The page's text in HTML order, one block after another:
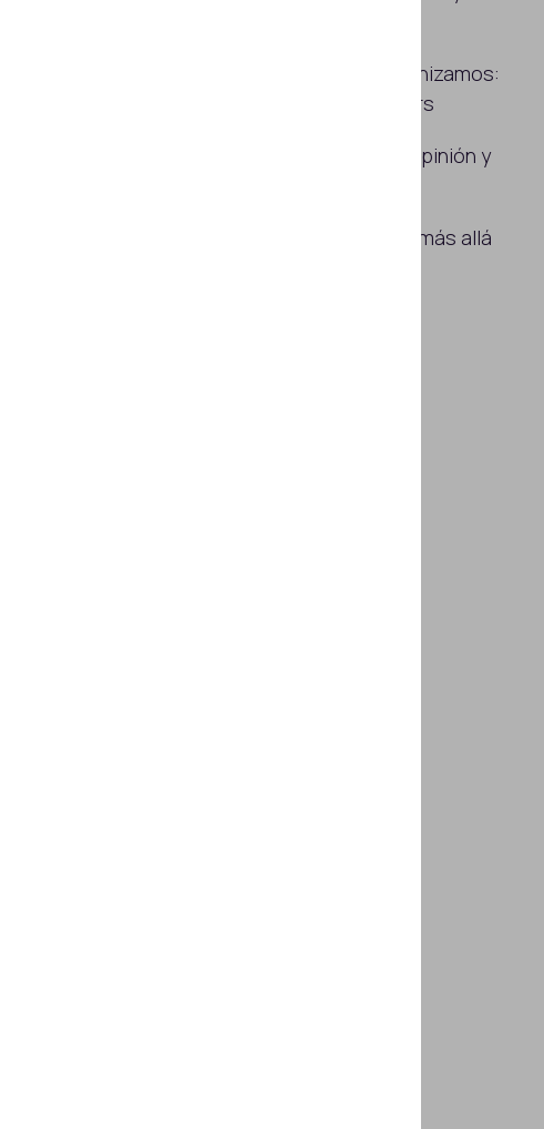
Eventos a los que asistimos y organizamos:
principales exposiciones y webinars
Principales informes, artículos de opinión y
Permanezca con Regula en 2026 y más allá